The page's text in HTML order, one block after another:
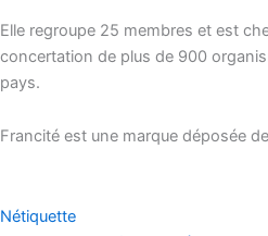
q
u
a
e
Elle regroupe 25 membres et est
concertation de plus de 900
pays.
Francité est une marque déposée
Nétiquette